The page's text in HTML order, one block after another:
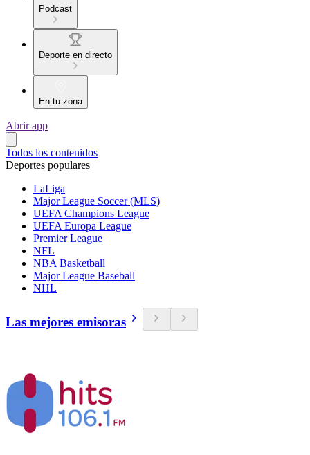
Podcast
Deporte en directo
En tu zona
Abrir app
Todos los contenidos
Deportes populares
LaLiga
Major League Soccer (MLS)
UEFA Champions League
UEFA Europa League
Premier League
NFL
NBA Basketball
Major League Baseball
NHL
Las mejores emisoras